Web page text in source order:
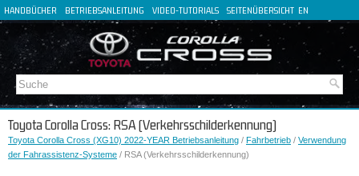
HANDBÜCHER BETRIEBSANLEITUNG VIDEO-TUTORIALS SEITENÜBERSICHT EN
FR
IT
Toyota Corolla Cross: RSA (Verkehrsschilderkennung)
Toyota Corolla Cross (XG10) 2022-YEAR Betriebsanleitung / Fahrbetrieb / Verwendung
der Fahrassistenz-Systeme / RSA (Verkehrsschilderkennung)